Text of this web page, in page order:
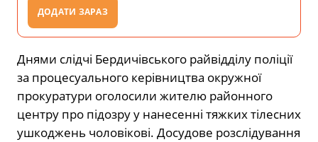
ДОДАТИ ЗАРАЗ
Днями слідчі Бердичівського райвідділу поліції
за процесуального керівництва окружної
прокуратури оголосили жителю районного
центру про підозру у нанесенні тяжких тілесних
ушкоджень чоловікові. Досудове розслідування